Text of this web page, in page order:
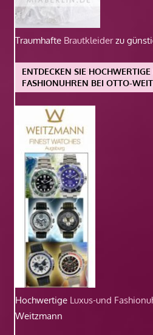
Traumhafte Brautkleiderzu
ENTDECKEN SIE
FASHIONUHREN BEI OTTO-
Hochwertige Luxus-und
Weitzmann